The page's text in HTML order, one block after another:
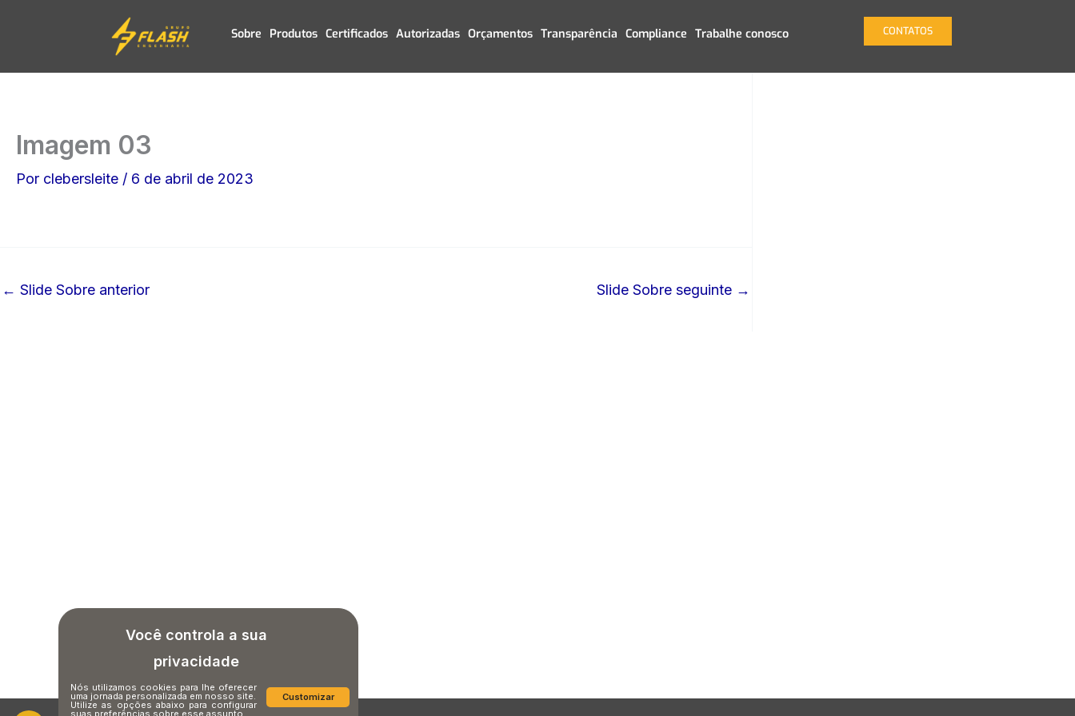
Sobre Produtos Certificados Autorizadas Orçamentos Transparência Compliance Trabalhe conosco CONTATOS
Imagem 03
Por clebersleite / 6 de abril de 2023
← Slide Sobre anterior Slide Sobre seguinte →
Você controla a sua
privacidade
Nós utilizamos cookies para lhe oferecer
uma jornada personalizada em nosso site.
Utilize as opções abaixo para configurar
suas preferências sobre esse assunto.
Customizar